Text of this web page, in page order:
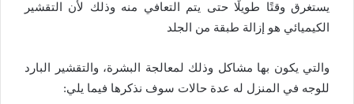
يستغرق وقتًا طويلًا حتى يتم التعافي منه وذلك لأن التقشير
الكيميائي هو إزالة طبقة من الجلد
والتي يكون بها مشاكل وذلك لمعالجة البشرة، والتقشير البارد
للوجه في المنزل له عدة حالات سوف نذكرها فيما يلي: